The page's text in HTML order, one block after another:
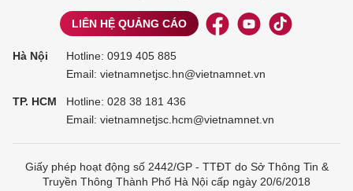
LIÊN HỆ QUẢNG CÁO
Hà Nội Hotline: 0919 405 885
Email: vietnamnetjsc.hn@vietnamnet.vn
TP. HCM Hotline: 028 38 181 436
Email: vietnamnetjsc.hcm@vietnamnet.vn
Giấy phép hoạt động số 2442/GP - TTĐT do Sở Thông Tin &
Truyền Thông Thành Phố Hà Nội cấp ngày 20/6/2018